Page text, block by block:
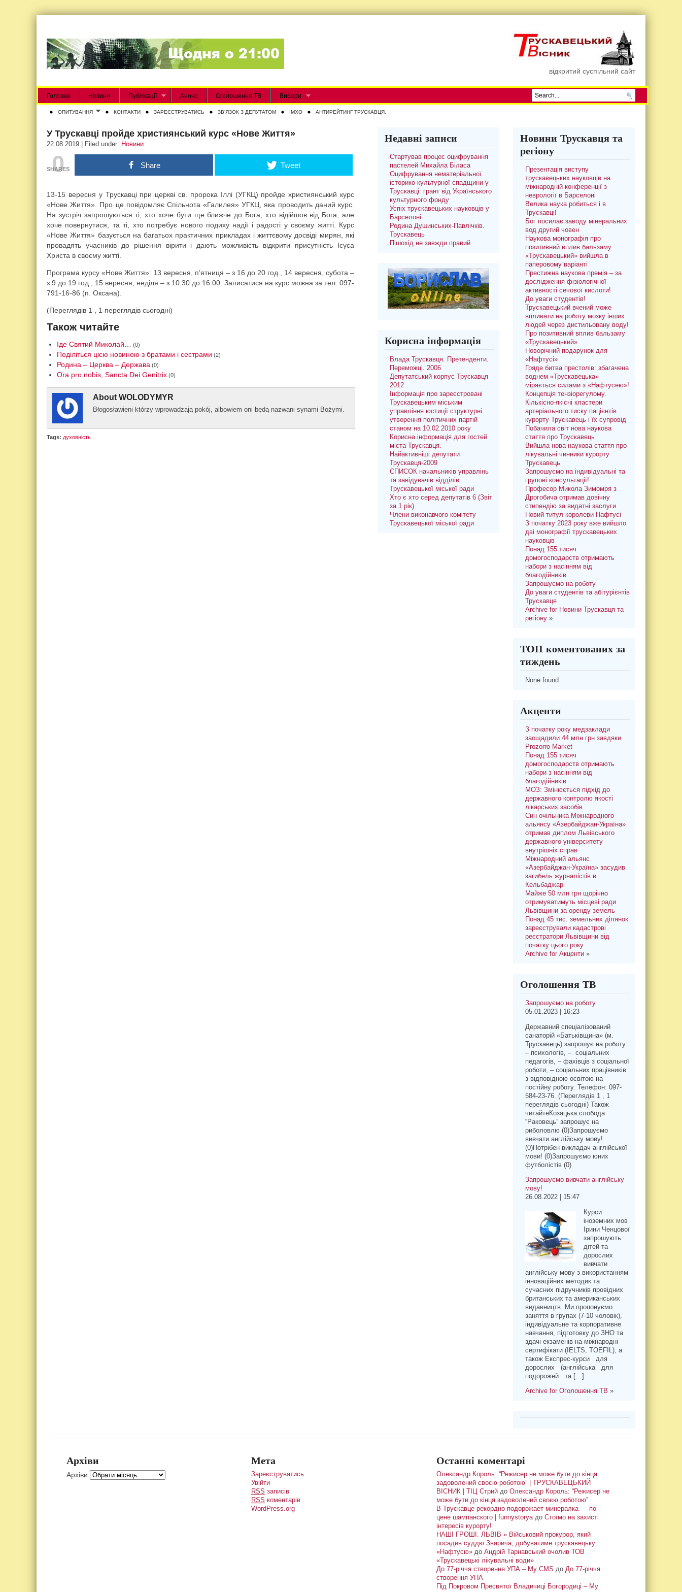
відкритий суспільний сайт
Головна Новини Публікації Анонс Оголошення ТВ Вибори
ОПИТУВАННЯ КОНТАКТИ ЗАРЕЄСТРУВАТИСЬ ЗВʼЯЗОК З ДЕПУТАТОМ IMXO АНТИРЕЙТИНГ ТРУСКАВЦЯ.
У Трускавці пройде християнський курс «Нове Життя»
22.08.2019 | Filed under: Новини
0
SHARES Share Tweet
13-15 вересня у Трускавці при церкві св. пророка Іллі (УГКЦ) пройде християнський курс
«Нове Життя». Про це повідомляє Спільнота «Галилея» УГКЦ, яка проводить даний курс.
На зустріч запрошуються ті, хто хоче бути ще ближче до Бога, хто відійшов від Бога, але
хоче повернутися, та ті, хто потребує нового подиху надії і радості у своєму житті. Курс
«Нове Життя» базується на багатьох практичних прикладах і життєвому досвіді мирян, які
провадять учасників до рішення вірити і дають можливість відкрити присутність Ісуса
Христа в своєму житті.
Програма курсу «Нове Життя»: 13 вересня, п’ятниця – з 16 до 20 год., 14 вересня, субота –
з 9 до 19 год., 15 вересня, неділя – з 10.30 до 16.00. Записатися на курс можна за тел. 097-
791-16-86 (п. Оксана).
(Переглядів 1 , 1 переглядів сьогодні)
Також читайте
Іде Святий Миколай… (0)
Поділіться цією новиною з братами і сестрами (2)
Родина – Церква – Держава (0)
Ora pro nobis, Sancta Dei Genit­rix (0)
About WOLODYMYR
Błogos­ławieni którzy wprowad­zają pokój, al­bowiem oni będą naz­wani syn­ami Bożymi.
Tags: духовність
Недавні записи
Стартував процес оцифрування
пастелей Михайла Біласа
Оцифрування нематеріальної
історико-культурної спадщини у
Трускавці: грант від Українського
культурного фонду
Успіх трускавецьких науковців у
Барселоні
Родина Душинських-Павлічків.
Трускавець
Пішохід не завжди правий
Корисна інформація
Влада Трускавця. Претенденти.
Переможці. 2006
Депутатський корпус Трускавця
2012
Інформація про зареєстровані
Трускавецьким міським
управління юстиції структурні
утворення політичних партій
станом на 10.02.2010 року
Корисна інформація для гостей
міста Трускавця.
Найактивніші депутати
Трускавця-2009
СПИСОК начальників управлінь
та завідувачів відділів
Трускавецької міської ради
Хто є хто серед депутатів 6 (Звіт
за 1 рік)
Члени виконавчого комітету
Трускавецької міської ради
Новини Трускавця та
регіону
Презентація виступу
трускавецьких науковців на
міжнародній конференції з
неврології в Барселоні
Велика наука робиться і в
Трускавці!
Бог посилає заводу мінеральних
вод другий човен
Наукова монографія про
позитивний вплив бальзаму
«Трускавецький» вийшла в
паперовому варіанті
Престижна наукова премія – за
дослідження фізіологічної
активності сечової кислоти!
До уваги студентів!
Трускавецький вчений може
впливати на роботу мозку інших
людей через дистильовану воду!
Про позитивний вплив бальзаму
«Трускавецький»
Новорічний подарунок для
«Нафтусі»
Гряде битва престолів: збагачена
воднем «Трускавецька»
міряється силами з «Нафтусею»!
Концепція тензіорегулому.
Кількісно-якісні кластери
артеріального тиску пацієнтів
курорту Трускавець і їх супровід
Побачила світ нова наукова
стаття про Трускавець
Вийшла нова наукова стаття про
лікувальні чинники курорту
Трускавець
Запрошуємо на індивідуальні та
групові консультації!
Професор Микола Зимомря з
Дрогобича отримав довічну
стипендію за видатні заслуги
Новий титул королеви Нафтусі
З початку 2023 року вже вийшло
дві монографії трускавецьких
науковців
Понад 155 тисяч
домогосподарств отримають
набори з насінням від
благодійників
Запрошуємо на роботу
До уваги студентів та абітурієнтів
Трускавця
Archive for Новини Трускавця та
регіону»
ТОП коментованих за
тиждень
None found
Акценти
З початку року медзаклади
заощадили 44 млн грн завдяки
Prozorro Market
Понад 155 тисяч
домогосподарств отримають
набори з насінням від
благодійників
МОЗ: Змінюється підхід до
державного контролю якості
лікарських засобів
Син очільника Міжнародного
альянсу «Азербайджан-Україна»
отримав диплом Львівського
державного університету
внутрішніх справ
Міжнародний альянс
«Азербайджан-Україна» засудив
загибель журналістів в
Кельбаджарі
Майже 50 млн грн щорічно
отримуватимуть місцеві ради
Львівщини за оренду земель
Понад 45 тис. земельних ділянок
зареєстрували кадастрові
реєстратори Львівщини від
початку цього року
Archive for Акценти»
Оголошення ТВ
Запрошуємо на роботу
05.01.2023 | 16:23
Державний спеціалізований
санаторій «Батьківщина» (м.
Трускавець) запрошує на роботу:
– психологів, – соціальних
педагогів, – фахівців з соціальної
роботи, – соціальних працівників
з відповідною освітою на
постійну роботу. Телефон: 097-
584-23-76. (Переглядів 1 , 1
переглядів сьогодні) Також
читайтеКозацька слобода
“Раковець” запрошує на
риболовлю (0)Запрошуємо
вивчати англійську мову!
(0)Потрібен викладач англійської
мови! (0)Запрошуємо юних
футболістів (0)
Запрошуємо вивчати англійську
мову!
26.08.2022 | 15:47
Курси
іноземних мов
Ірини Ченцової
запрошують
дітей та
дорослих
вивчати
англійську мову з використанням
інноваційних методик та
сучасних підручників провідних
британських та американських
видавництв. Ми пропонуємо
заняття в групах (7-10 чоловік),
індивідуальне та корпоративне
навчання, підготовку до ЗНО та
здачі екзаменів на міжнародні
сертифікати (IELTS, TOEFIL), а
також Експрес-курси для
дорослих (англійська для
подорожей та […]
Archive for Оголошення ТВ »
Архіви
Архіви
Мета
Зареєструватись
Увійти
RSS записів
RSS коментарів
WordPress.org
Останні коментарі
Олександр Король: “Режисер не може бути до кінця
задоволений своєю роботою” | ТРУСКАВЕЦЬКИЙ
ВІСНИК | ТІЦ Стрийдо Олександр Король: “Режисер не
може бути до кінця задоволений своєю роботою”
В Трускавце рекордно подорожает минералка — по
цене шампанского | funnystoryaдо Стоїмо на захисті
інтересів курорту!
НАШІ ГРОШІ. ЛЬВІВ » Військовий прокурор, який
посадив суддю Зварича, добуватиме трускавецьку
«Нафтусю»до Андрій Тарнавський очолив ТОВ
«Трускавецькі лікувальні води»
До 77-річчя створення УПА – My CMS до До 77-річчя
створення УПА
Під Покровом Пресвятої Владичиці Богородиці – My